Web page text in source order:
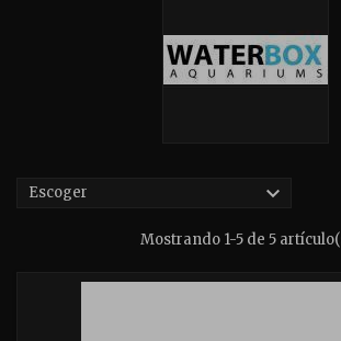
Escoger 
Mostrando 1-5 de 5